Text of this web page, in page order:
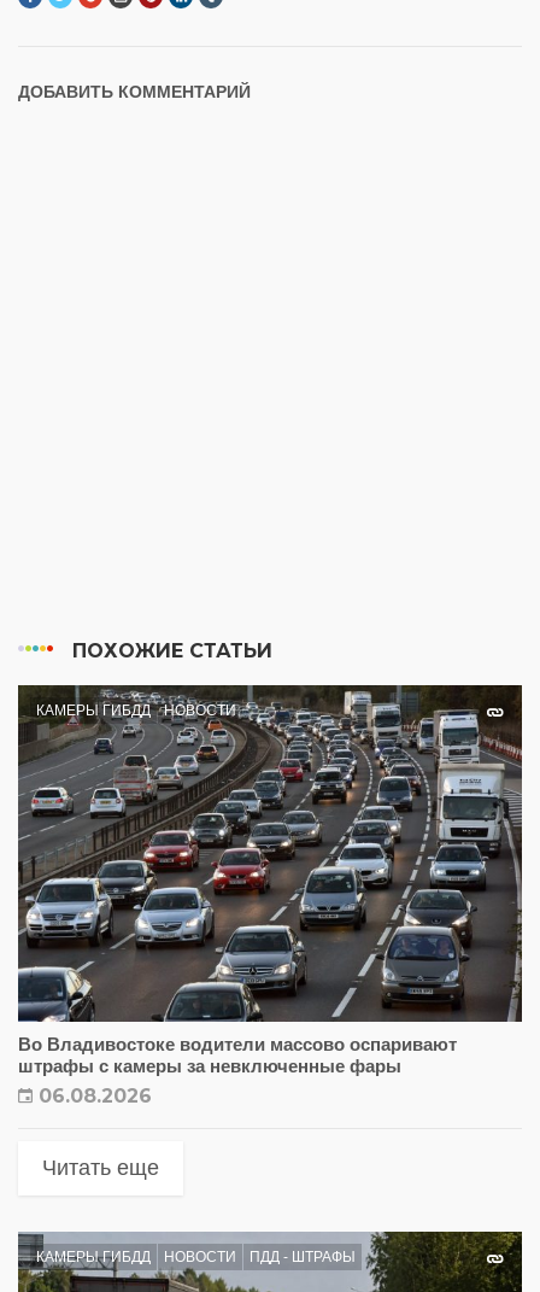
ДОБАВИТЬ КОММЕНТАРИЙ
ПОХОЖИЕ СТАТЬИ
КАМЕРЫ ГИБДД НОВОСТИ
Во Владивостоке водители массово оспаривают
штрафы с камеры за невключенные фары
06.08.2026
Читать еще
КАМЕРЫ ГИБДД НОВОСТИ ПДД - ШТРАФЫ